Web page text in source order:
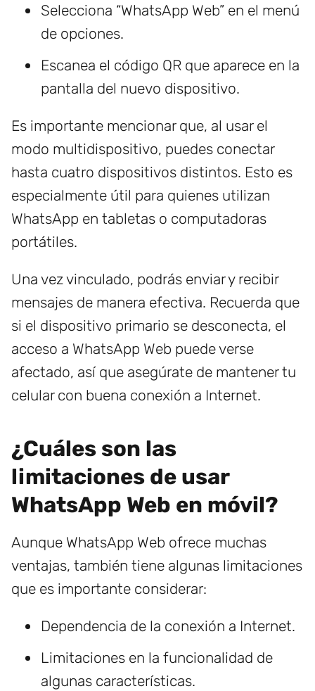
Selecciona “WhatsApp Web” en el menú
de opciones.
Escanea el código QR que aparece en la
pantalla del nuevo dispositivo.
Es importante mencionar que, al usar el
modo multidispositivo, puedes conectar
hasta cuatro dispositivos distintos. Esto es
especialmente útil para quienes utilizan
WhatsApp en tabletas o computadoras
portátiles.
Una vez vinculado, podrás enviar y recibir
mensajes de manera efectiva. Recuerda que
si el dispositivo primario se desconecta, el
acceso a WhatsApp Web puede verse
afectado, así que asegúrate de mantener tu
celular con buena conexión a Internet.
¿Cuáles son las
limitaciones de usar
WhatsApp Web en móvil?
Aunque WhatsApp Web ofrece muchas
ventajas, también tiene algunas limitaciones
que es importante considerar:
Dependencia de la conexión a Internet.
Limitaciones en la funcionalidad de
algunas características.